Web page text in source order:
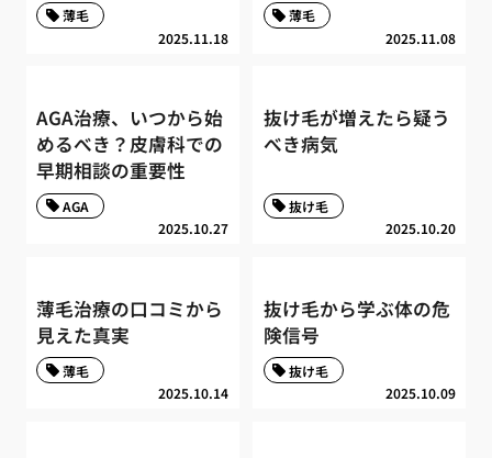
2025.11.18
薄毛
2025.11.08
薄毛
AGA治療、いつから始
めるべき？皮膚科での
早期相談の重要性
2025.10.27
AGA
抜け毛が増えたら疑う
べき病気
2025.10.20
抜け毛
薄毛治療の口コミから
見えた真実
2025.10.14
薄毛
抜け毛から学ぶ体の危
険信号
2025.10.09
抜け毛